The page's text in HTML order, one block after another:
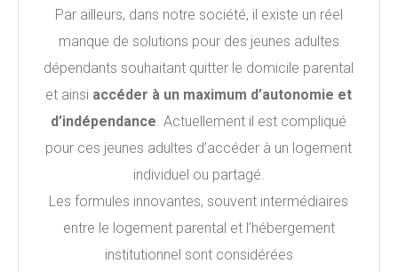
Par ailleurs, dans notre société, il existe un réel
manque de solutions pour des jeunes adultes
dépendants souhaitant quitter le domicile parental
et ainsi accéder à un maximum d’autonomie et
d’indépendance. Actuellement il est compliqué
pour ces jeunes adultes d’accéder à un logement
individuel ou partagé.
Les formules innovantes, souvent intermédiaires
entre le logement parental et l’hébergement
institutionnel sont considérées